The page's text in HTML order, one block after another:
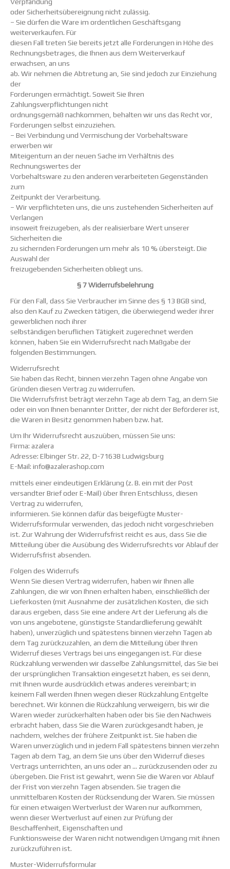
oder Sicherheitsübereignung nicht zulässig.
– Sie dürfen die Ware im ordentlichen Geschäftsgang
weiterverkaufen. Für
diesen Fall treten Sie bereits jetzt alle Forderungen in Höhe des
Rechnungsbetrages, die Ihnen aus dem Weiterverkauf
erwachsen, an uns
ab. Wir nehmen die Abtretung an, Sie sind jedoch zur Einziehung
der
Forderungen ermächtigt. Soweit Sie Ihren
Zahlungsverpflichtungen nicht
ordnungsgemäß nachkommen, behalten wir uns das Recht vor,
Forderungen selbst einzuziehen.
– Bei Verbindung und Vermischung der Vorbehaltsware
erwerben wir
Miteigentum an der neuen Sache im Verhältnis des
Rechnungswertes der
Vorbehaltsware zu den anderen verarbeiteten Gegenständen
zum
Zeitpunkt der Verarbeitung.
– Wir verpflichteten uns, die uns zustehenden Sicherheiten auf
Verlangen
insoweit freizugeben, als der realisierbare Wert unserer
Sicherheiten die
zu sichernden Forderungen um mehr als 10 % übersteigt. Die
Auswahl der
freizugebenden Sicherheiten obliegt uns.
§ 7 Widerrufsbelehrung
Für den Fall, dass Sie Verbraucher im Sinne des § 13 BGB sind,
also den Kauf zu Zwecken tätigen, die überwiegend weder ihrer
gewerblichen noch ihrer
selbständigen beruflichen Tätigkeit zugerechnet werden
können, haben Sie ein Widerrufsrecht nach Maßgabe der
folgenden Bestimmungen.
Widerrufsrecht
Sie haben das Recht, binnen vierzehn Tagen ohne Angabe von
Gründen diesen Vertrag zu widerrufen.
Die Widerrufsfrist beträgt vierzehn Tage ab dem Tag, an dem Sie
oder ein von Ihnen benannter Dritter, der nicht der Beförderer ist,
die Waren in Besitz genommen haben bzw. hat.
Um Ihr Widerrufsrecht auszuüben, müssen Sie uns:
Firma: azalera
Adresse: Elbinger Str. 22, D-71638 Ludwigsburg
E-Mail: info@azalerashop.com
mittels einer eindeutigen Erklärung (z. B. ein mit der Post
versandter Brief oder E-Mail) über Ihren Entschluss, diesen
Vertrag zu widerrufen,
informieren. Sie können dafür das beigefügte Muster-
Widerrufsformular verwenden, das jedoch nicht vorgeschrieben
ist. Zur Wahrung der Widerrufsfrist reicht es aus, dass Sie die
Mitteilung über die Ausübung des Widerrufsrechts vor Ablauf der
Widerrufsfrist absenden.
Folgen des Widerrufs
Wenn Sie diesen Vertrag widerrufen, haben wir Ihnen alle
Zahlungen, die wir von Ihnen erhalten haben, einschließlich der
Lieferkosten (mit Ausnahme der zusätzlichen Kosten, die sich
daraus ergeben, dass Sie eine andere Art der Lieferung als die
von uns angebotene, günstigste Standardlieferung gewählt
haben), unverzüglich und spätestens binnen vierzehn Tagen ab
dem Tag zurückzuzahlen, an dem die Mitteilung über Ihren
Widerruf dieses Vertrags bei uns eingegangen ist. Für diese
Rückzahlung verwenden wir dasselbe Zahlungsmittel, das Sie bei
der ursprünglichen Transaktion eingesetzt haben, es sei denn,
mit Ihnen wurde ausdrücklich etwas anderes vereinbart; in
keinem Fall werden Ihnen wegen dieser Rückzahlung Entgelte
berechnet. Wir können die Rückzahlung verweigern, bis wir die
Waren wieder zurückerhalten haben oder bis Sie den Nachweis
erbracht haben, dass Sie die Waren zurückgesandt haben, je
nachdem, welches der frühere Zeitpunkt ist. Sie haben die
Waren unverzüglich und in jedem Fall spätestens binnen vierzehn
Tagen ab dem Tag, an dem Sie uns über den Widerruf dieses
Vertrags unterrichten, an uns oder an … zurückzusenden oder zu
übergeben. Die Frist ist gewahrt, wenn Sie die Waren vor Ablauf
der Frist von vierzehn Tagen absenden. Sie tragen die
unmittelbaren Kosten der Rücksendung der Waren. Sie müssen
für einen etwaigen Wertverlust der Waren nur aufkommen,
wenn dieser Wertverlust auf einen zur Prüfung der
Beschaffenheit, Eigenschaften und
Funktionsweise der Waren nicht notwendigen Umgang mit ihnen
zurückzuführen ist.
Muster-Widerrufsformular